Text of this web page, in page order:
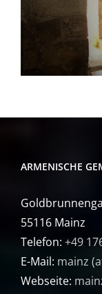
ARMENISCHE
55116 Mainz
Telefon: +49
E-Mail: mainz
Webseite: